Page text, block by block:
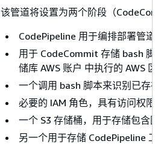
该管道将设置为两个阶段（
CodePipeline 用于编排部署管道
用于 CodeCommit 存储 bash 脚
储库 AWS 账户 中执行的 AWS 区
一个调用 bash 脚本来识别已存
必要的 IAM 角色，具有访问权限
一个 S3 存储桶，用于存储包含图
另一个用于存储 CodePipeline 工